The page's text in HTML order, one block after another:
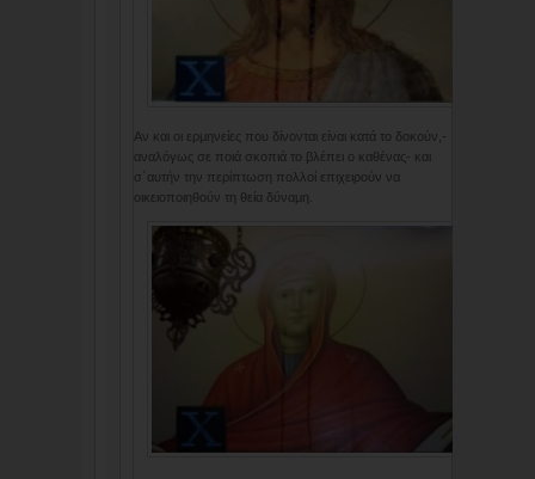
Αν και οι ερμηνείες που δίνονται είναι κατά το δοκούν,-
αναλόγως σε ποιά σκοπιά το βλέπει ο καθένας- και
σ΄αυτήν την περίπτωση πολλοί επιχειρούν να
οικειοποιηθούν τη θεία δύναμη.